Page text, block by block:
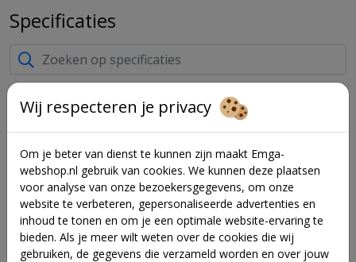
Specificaties
Kenmerken
Koelsysteem
Geforceerd (dynamisch)
Model
tafelmodel
Temperatuurbereik
0-10 °C
Bediening
Mechanisch
Wij respecteren je privacy
Om je beter van dienst te kunnen zijn maakt Emga-
webshop.nl gebruik van cookies. We kunnen deze plaatsen
voor analyse van onze bezoekersgegevens, om onze
website te verbeteren, gepersonaliseerde advertenties en
inhoud te tonen en om je een optimale website-ervaring te
bieden. Als je meer wilt weten over de cookies die wij
gebruiken, de gegevens die verzameld worden en over jouw